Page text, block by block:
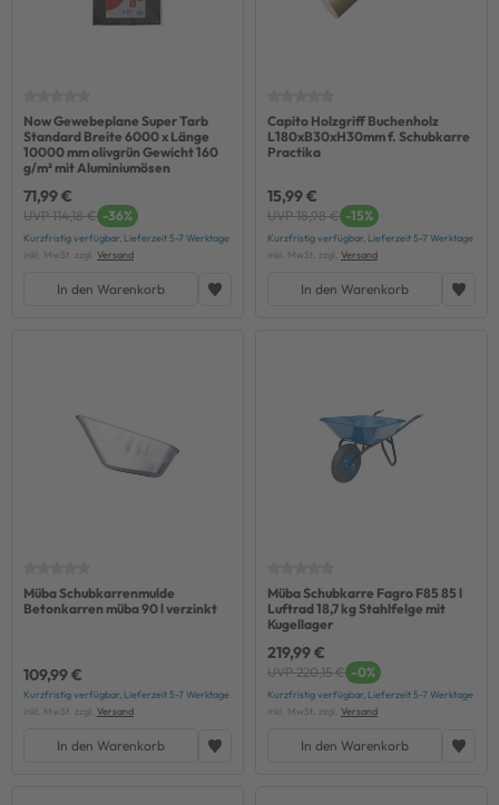
Now Gewebeplane Super Tarb
Standard Breite 6000 x Länge
10000 mm olivgrün Gewicht 160
g/m² mit Aluminiumösen
71,99 €
UVP 114,18 € -36%
Kurzfristig verfügbar, Lieferzeit 5-7 Werktage
inkl. MwSt. zzgl. Versand
In den Warenkorb
Capito Holzgriff Buchenholz
L180xB30xH30mm f. Schubkarre
Practika
15,99 €
UVP 18,98 € -15%
Kurzfristig verfügbar, Lieferzeit 5-7 Werktage
inkl. MwSt. zzgl. Versand
In den Warenkorb
Müba Schubkarrenmulde
Betonkarren müba 90 l verzinkt
109,99 €
Kurzfristig verfügbar, Lieferzeit 5-7 Werktage
inkl. MwSt. zzgl. Versand
In den Warenkorb
Müba Schubkarre Fagro F85 85 l
Luftrad 18,7 kg Stahlfelge mit
Kugellager
219,99 €
UVP 220,15 € -0%
Kurzfristig verfügbar, Lieferzeit 5-7 Werktage
inkl. MwSt. zzgl. Versand
In den Warenkorb